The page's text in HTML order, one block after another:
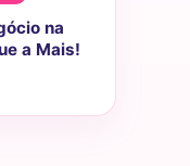
na
a Mais!